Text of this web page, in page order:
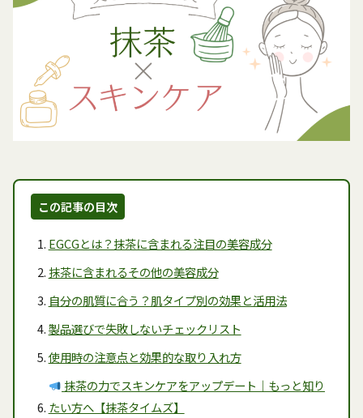
この記事の目次
EGCGとは？抹茶に含まれる注目の美容成分
抹茶に含まれるその他の美容成分
自分の肌質に合う？肌タイプ別の効果と活用法
製品選びで失敗しないチェックリスト
使用時の注意点と効果的な取り入れ方
抹茶の力でスキンケアをアップデート｜もっと知り
たい方へ【抹茶タイムズ】